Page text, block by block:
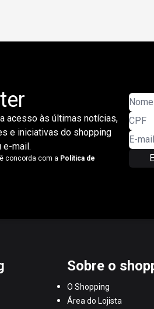
acesso às últimas notícias,
e iniciativas do shopping
e-mail.
concorda com a Política de
Sobre o
O Shopping
Área do Lojista